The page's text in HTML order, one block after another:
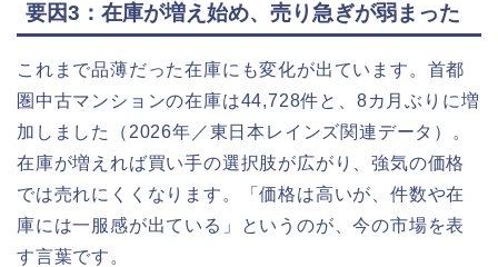
要因3：在庫が増え始め、売り急ぎが弱まった
これまで品薄だった在庫にも変化が出ています。首都
圏中古マンションの在庫は44,728件と、8カ月ぶりに増
加しました（2026年／東日本レインズ関連データ）。
在庫が増えれば買い手の選択肢が広がり、強気の価格
では売れにくくなります。「価格は高いが、件数や在
庫には一服感が出ている」というのが、今の市場を表
す言葉です。